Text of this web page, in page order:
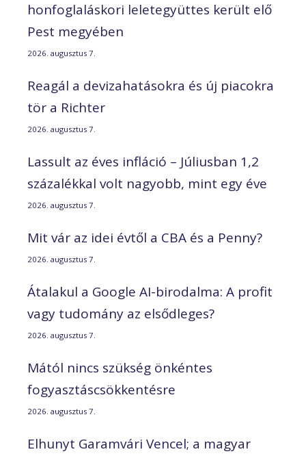
honfoglaláskori leletegyüttes került elő
Pest megyében
2026. augusztus 7.
Reagál a devizahatásokra és új piacokra
tör a Richter
2026. augusztus 7.
Lassult az éves infláció – Júliusban 1,2
százalékkal volt nagyobb, mint egy éve
2026. augusztus 7.
Mit vár az idei évtől a CBA és a Penny?
2026. augusztus 7.
Átalakul a Google AI-birodalma: A profit
vagy tudomány az elsődleges?
2026. augusztus 7.
Mától nincs szükség önkéntes
fogyasztáscsökkentésre
2026. augusztus 7.
Elhunyt Garamvári Vencel; a magyar